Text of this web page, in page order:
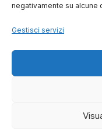
negativamente su alcune
Gestisci servizi